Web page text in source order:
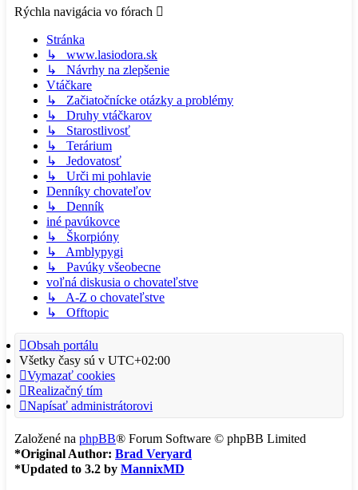
Rýchla navigácia vo fórach
Stránka
↳ www.lasiodora.sk
↳ Návrhy na zlepšenie
Vtáčkare
↳ Začiatočnícke otázky a problémy
↳ Druhy vtáčkarov
↳ Starostlivosť
↳ Terárium
↳ Jedovatosť
↳ Urči mi pohlavie
Denníky chovateľov
↳ Denník
iné pavúkovce
↳ Škorpióny
↳ Amblypygi
↳ Pavúky všeobecne
voľná diskusia o chovateľstve
↳ A-Z o chovateľstve
↳ Offtopic
Obsah portálu
Všetky časy sú v UTC+02:00
Vymazať cookies
Realizačný tím
Napísať administrátorovi
Založené na phpBB® Forum Software © phpBB Limited
*Original Author: Brad Veryard
*Updated to 3.2 by MannixMD